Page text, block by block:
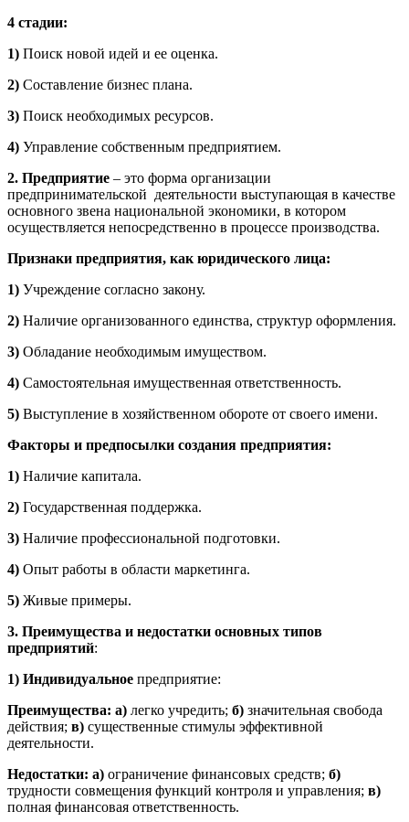
4 стадии:
1) Поиск новой идей и ее оценка.
2) Составление бизнес плана.
3) Поиск необходимых ресурсов.
4) Управление собственным предприятием.
2. Предприятие – это форма организации
предпринимательской деятельности выступающая в качестве
основного звена национальной экономики, в котором
осуществляется непосредственно в процессе производства.
Признаки предприятия, как юридического лица:
1) Учреждение согласно закону.
2) Наличие организованного единства, структур оформления.
3) Обладание необходимым имуществом.
4) Самостоятельная имущественная ответственность.
5) Выступление в хозяйственном обороте от своего имени.
Факторы и предпосылки создания предприятия:
1) Наличие капитала.
2) Государственная поддержка.
3) Наличие профессиональной подготовки.
4) Опыт работы в области маркетинга.
5) Живые примеры.
3. Преимущества и недостатки основных типов
предприятий:
1) Индивидуальное предприятие:
Преимущества: а) легко учредить; б) значительная свобода
действия; в) существенные стимулы эффективной
деятельности.
Недостатки: а) ограничение финансовых средств; б)
трудности совмещения функций контроля и управления; в)
полная финансовая ответственность.